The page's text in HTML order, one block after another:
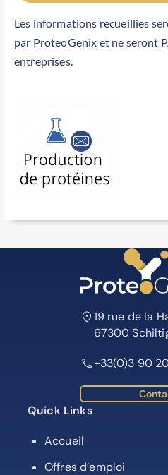
Les informations recueillies
par ProteoGenix et ne seront
entreprises.
19 rue de la
67300
+33(0)3 90
Quick Links
Accueil
Offres d’emploi